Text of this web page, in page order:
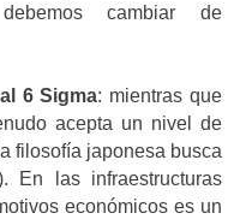
cambiar de
6 Sigma: mientras que
acepta un nivel de
filosofía japonesa busca
En las infraestructuras
económicos es un